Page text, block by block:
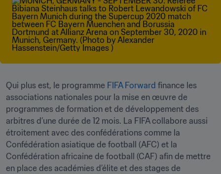
Qui plus est, le programme FIFA Forward finance les
associations nationales pour la mise en œuvre de
programmes de formation et de développement des
arbitres d’une durée de 12 mois. La FIFA collabore aussi
étroitement avec des confédérations comme la
Confédération asiatique de football (AFC) et la
Confédération africaine de football (CAF) afin de mettre
en place des académies d’élite et des stages de